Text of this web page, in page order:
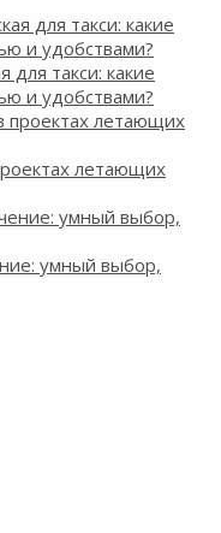
для такси: какие
и удобствами?
летающих
умный выбор,